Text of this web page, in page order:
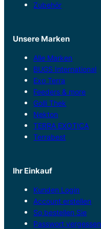
Zubehör
Unsere Marken
Alle Marken
BUGS International
Exo Terra
Feeders & more
Golli Thek
Nekton
TERRA EXOTICA
Terrabest
Ihr Einkauf
Kunden Login
Account erstellen
So bestellen Sie
Passwort vergessen